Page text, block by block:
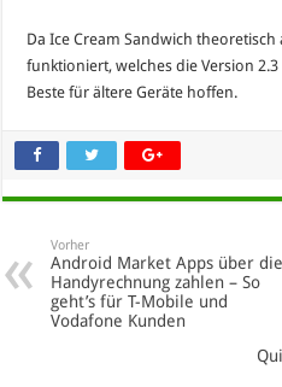
Da Ice Cream Sandwich
funktioniert, welches die Version
Beste für ältere Geräte hoffen.
Vorher
Android Market Apps über die
Handyrechnung zahlen – So
geht’s für T-Mobile und
Vodafone Kunden